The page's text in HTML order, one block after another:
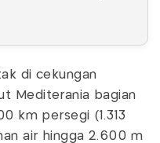
di cekungan
Mediterania bagian
km persegi (1.313
air hingga 2.600 m